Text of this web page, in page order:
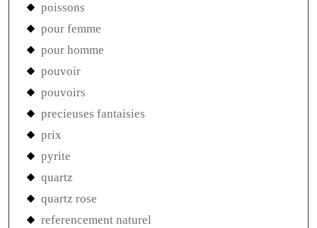
poissons
pour femme
pour homme
pouvoir
pouvoirs
precieuses fantaisies
prix
pyrite
quartz
quartz rose
referencement naturel